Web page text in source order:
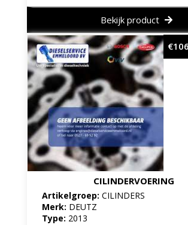
Bekijk product
CILINDERVOERING
Artikelgroep: CILINDERS
Merk: DEUTZ
Type: 2013
€